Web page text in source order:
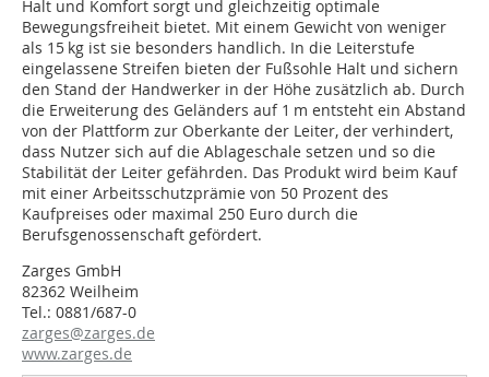
Halt und Komfort sorgt und gleichzeitig optimale
Bewegungsfreiheit bietet. Mit einem Gewicht von weniger
als 15 kg ist sie besonders handlich. In die Leiterstufe
eingelassene Streifen bieten der Fußsohle Halt und sichern
den Stand der Handwerker in der Höhe zusätzlich ab. Durch
die Erweiterung des Geländers auf 1 m entsteht ein Abstand
von der Plattform zur Oberkante der Leiter, der verhindert,
dass Nutzer sich auf die Ablageschale setzen und so die
Stabilität der Leiter gefährden. Das Produkt wird beim Kauf
mit einer Arbeitsschutzprämie von 50 Prozent des
Kaufpreises oder maximal 250 Euro durch die
Berufsgenossenschaft gefördert.
Zarges GmbH
82362 Weilheim
Tel.: 0881/687-0
zarges@zarges.de
www.zarges.de